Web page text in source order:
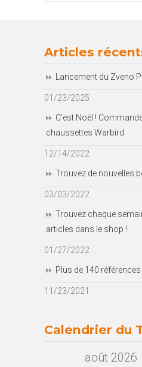
Articles
Lancement du Zveno
01/23/2025
C’est Noël !
chaussettes Warbird
12/14/2022
Trouvez de nouvelles
03/03/2022
Trouvez chaque
articles dans le shop !
01/27/2022
Plus de 140 références
11/23/2021
Calendrier du
août 2026